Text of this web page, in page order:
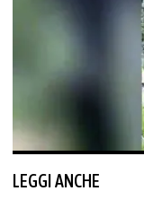
LEGGI ANCHE